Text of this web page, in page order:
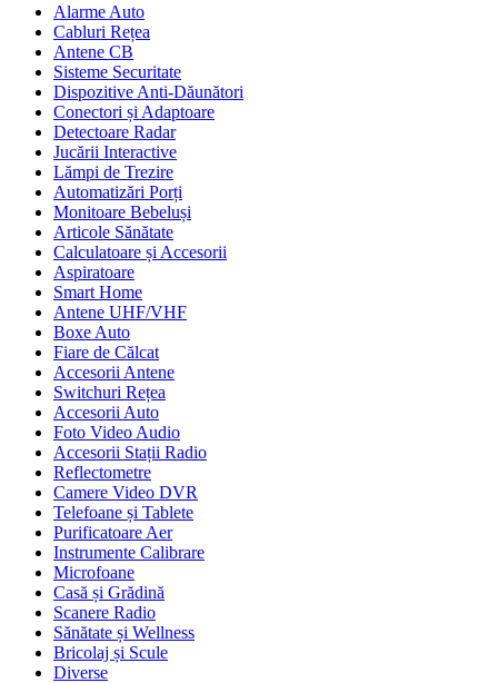
Alarme Auto
Cabluri Rețea
Antene CB
Sisteme Securitate
Dispozitive Anti-Dăunători
Conectori și Adaptoare
Detectoare Radar
Jucării Interactive
Lămpi de Trezire
Automatizări Porți
Monitoare Bebeluși
Articole Sănătate
Calculatoare și Accesorii
Aspiratoare
Smart Home
Antene UHF/VHF
Boxe Auto
Fiare de Călcat
Accesorii Antene
Switchuri Rețea
Accesorii Auto
Foto Video Audio
Accesorii Stații Radio
Reflectometre
Camere Video DVR
Telefoane și Tablete
Purificatoare Aer
Instrumente Calibrare
Microfoane
Casă și Grădină
Scanere Radio
Sănătate și Wellness
Bricolaj și Scule
Diverse